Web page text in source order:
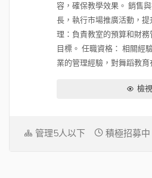
容，確保教學效果。 銷售
長，執行市場推廣活動，
理：負責教室的預算和財
目標。 任職資格： 相關經
業的管理經驗，對舞蹈教育
檢
管理5人以下 積極招募中